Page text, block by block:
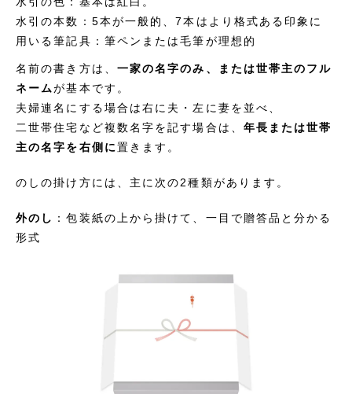
水引の本数：5本が一般的、7本はより格式ある印象に
用いる筆記具：筆ペンまたは毛筆が理想的
名前の書き方は、 一家の名字のみ、または世帯主のフル
ネームが基本です。
夫婦連名にする場合は右に夫・左に妻を並べ、
二世帯住宅など複数名字を記す場合は、 年長または世帯
主の名字を右側に置きます。
のしの掛け方には、主に次の2種類があります。
外のし ：包装紙の上から掛けて、一目で贈答品と分かる
形式